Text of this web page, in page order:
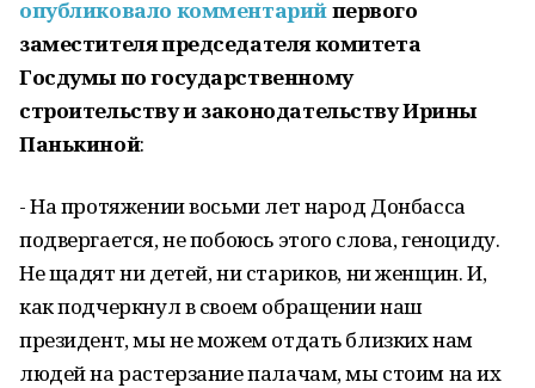
опубликовало комментарийпервого
заместителя председателя комитета
Госдумы по государственному
строительству и законодательству Ирины
Панькиной:
- На протяжении восьми лет народ Донбасса
подвергается, не побоюсь этого слова, геноциду.
Не щадят ни детей, ни стариков, ни женщин. И,
как подчеркнул в своем обращении наш
президент, мы не можем отдать близких нам
людей на растерзание палачам, мы стоим на их